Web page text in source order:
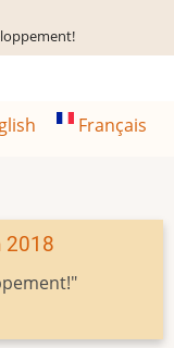
Français
2018